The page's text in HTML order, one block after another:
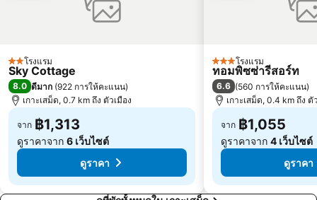
2 ดาวโรงแรม
Sky Cottage
8.0 ดีมาก (922 การให้คะแนน)
เกาะเสม็ด, 0.7 km ถึง ตัวเมือง
จาก ฿1,313
ดูราคาจาก 6 เว็บไซต์
ดูราคา
3 ดาวโรงแรม
ทอมพิซซ่ารีสอร์ท
6.6 (560 การให้คะแนน)
เกาะเสม็ด, 0.4 km ถึง ตั
จาก ฿1,055
ดูราคาจาก 4 เว็บไซต์
ดูราคา